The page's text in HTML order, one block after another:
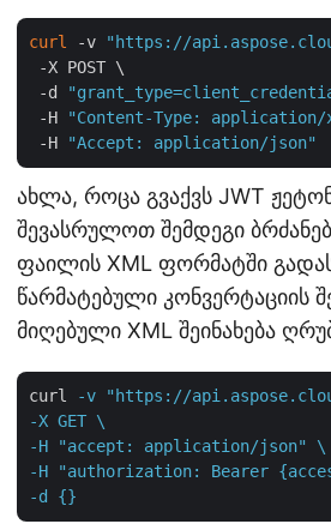
curl -v "https://
-X POST \
-d
-H
"Content-Type: application/
-H
"Accept: application/json"
ახლა, როცა გვაქვს JWT
შევასრულოთ შემდეგი
ფაილის XML ფორმატში
წარმატებული კონვერტაციის
მიღებული XML შეინახება
curl
-v "https://
-X GET \
-H "accept: application/json" \
-H "authorization: Bearer
-d {}